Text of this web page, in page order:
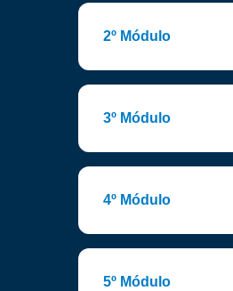
2º Módulo
3º Módulo
4º Módulo
5º Módulo